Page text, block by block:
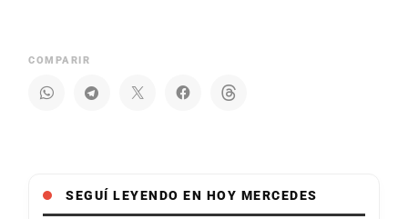
COMPARIR
SEGUÍ LEYENDO EN HOY MERCEDES